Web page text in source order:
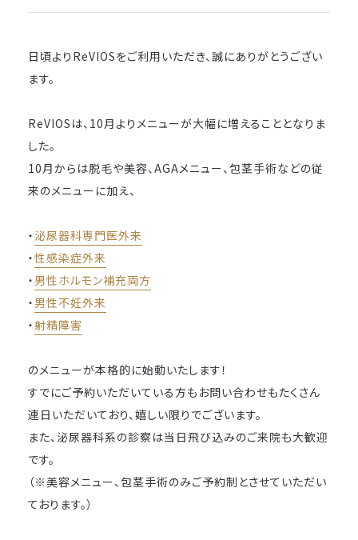
日頃よりReVIOSをご利用いただき、誠にありがとうござい
ます。
ReVIOSは、10月よりメニューが大幅に増えることとなりま
した。
10月からは脱毛や美容、AGAメニュー、包茎手術などの従
来のメニューに加え、
・ 泌尿器科専門医外来
・性感染症外来
・ 男性ホルモン補充両方
・ 男性不妊外来
・射精障害
のメニューが本格的に始動いたします！
すでにご予約いただいている方もお問い合わせもたくさん
連日いただいており、嬉しい限りでございます。
また、泌尿器科系の診察は当日飛び込みのご来院も大歓迎
です。
（※美容メニュー、包茎手術のみご予約制とさせていただい
ております。）